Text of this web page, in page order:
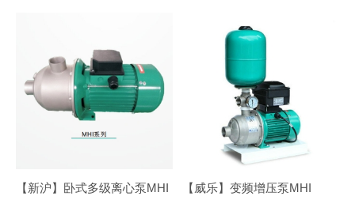
【新沪】卧式多级离心泵MHI 【威乐】变频增压泵MHI